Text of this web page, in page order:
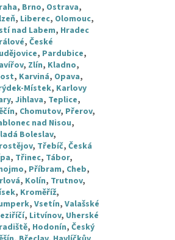
, Brno, Ostrava,
, Liberec, Olomouc,
nad Labem, Hradec
,České
, Pardubice,
, Zlín, Kladno,
, Karviná, Opava,
Místek, Karlovy
,Jihlava, Teplice,
, Chomutov, Přerov,
nad Nisou,
Boleslav,
, Třebíč,Česká
, Třinec, Tábor,
, Příbram, Cheb,
, Kolín, Trutnov,
, Kroměříž,
,Vsetín,Valašské
, Litvínov, Uherské
, Hodonín,Český